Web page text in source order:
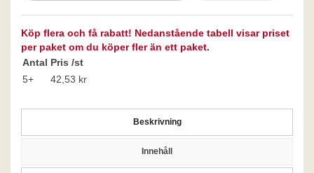
Köp flera och få rabatt! Nedanstående tabell visar priset
per paket om du köper fler än ett paket.
Antal Pris /st
5+
42,53 kr
Beskrivning
Innehåll